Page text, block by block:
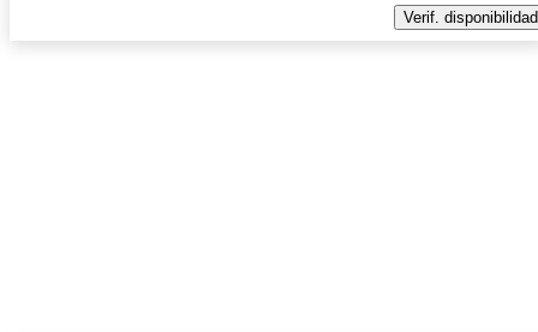
Verif. disponibilidad